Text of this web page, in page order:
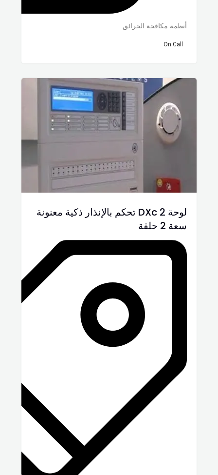
أنظمة مكافحة الحرائق
On Call
لوحة DXc 2 تحكم بالإنذار ذكية معنونة
سعة 2 حلقة